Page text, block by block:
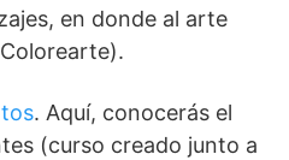
en donde al arte
. Aquí, conocerás el
(curso creado junto a